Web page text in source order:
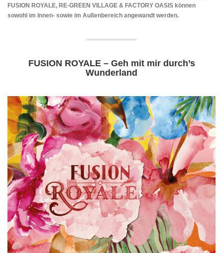
FUSION ROYALE, RE-GREEN VILLAGE & FACTORY OASIS können
sowohl im Innen- sowie im Außenbereich angewandt werden.
FUSION ROYALE – Geh mit mir durch’s
Wunderland